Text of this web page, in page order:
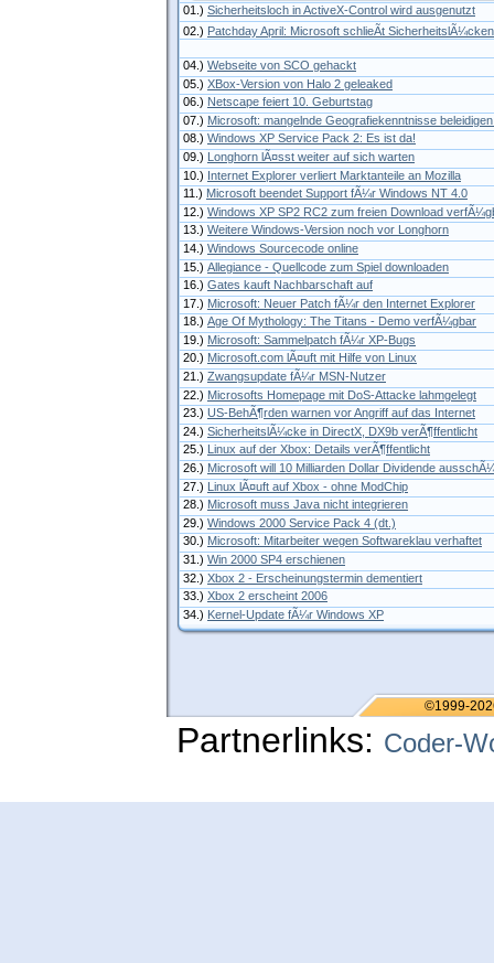
01.) Sicherheitsloch in ActiveX-Control wird ausgenutzt
02.) Patchday April: Microsoft schlieÃt SicherheitslÃ¼cken
04.) Webseite von SCO gehackt
05.) XBox-Version von Halo 2 geleaked
06.) Netscape feiert 10. Geburtstag
07.) Microsoft: mangelnde Geografiekenntnisse
08.) Windows XP Service Pack 2: Es ist da!
09.) Longhorn lÃ¤sst weiter auf sich warten
10.) Internet Explorer verliert Marktanteile an Mozilla
11.) Microsoft beendet Support fÃ¼r Windows NT 4.0
12.) Windows XP SP2 RC2 zum freien Download
13.) Weitere Windows-Version noch vor Longhorn
14.) Windows Sourcecode online
15.) Allegiance - Quellcode zum Spiel downloaden
16.) Gates kauft Nachbarschaft auf
17.) Microsoft: Neuer Patch fÃ¼r den Internet Explorer
18.) Age Of Mythology: The Titans - Demo verfÃ¼gbar
19.) Microsoft: Sammelpatch fÃ¼r XP-Bugs
20.) Microsoft.com lÃ¤uft mit Hilfe von Linux
21.) Zwangsupdate fÃ¼r MSN-Nutzer
22.) Microsofts Homepage mit DoS-Attacke lahmgelegt
23.) US-BehÃ¶rden warnen vor Angriff auf das Internet
24.) SicherheitslÃ¼cke in DirectX, DX9b verÃ¶ffentlicht
25.) Linux auf der Xbox: Details verÃ¶ffentlicht
26.) Microsoft will 10 Milliarden Dollar Dividende
27.) Linux lÃ¤uft auf Xbox - ohne ModChip
28.) Microsoft muss Java nicht integrieren
29.) Windows 2000 Service Pack 4 (dt.)
30.) Microsoft: Mitarbeiter wegen Softwareklau verhaftet
31.) Win 2000 SP4 erschienen
32.) Xbox 2 - Erscheinungstermin dementiert
33.) Xbox 2 erscheint 2006
34.) Kernel-Update fÃ¼r Windows XP
©1999-
Partnerlinks: Coder-